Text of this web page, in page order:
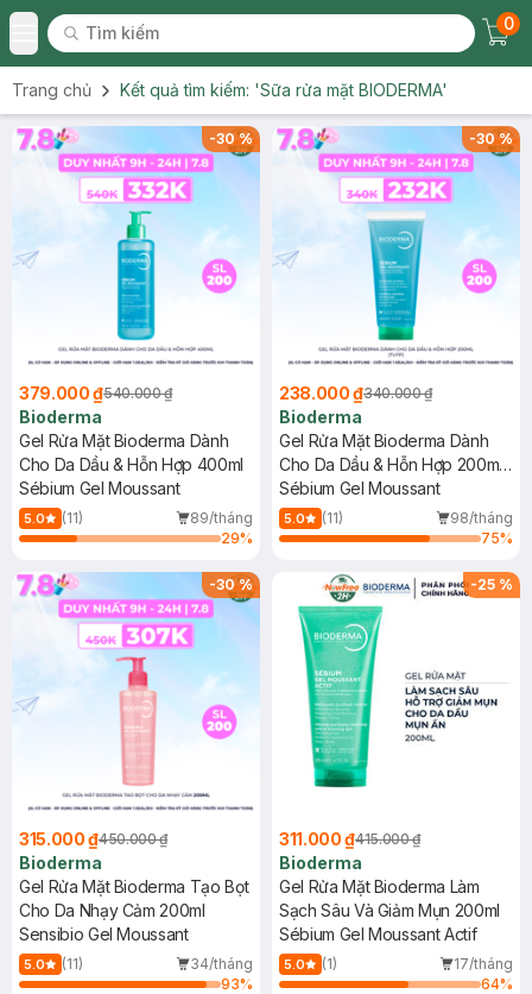
Toggle Menu
Tìm kiếm
Tìm kiếm
0
Trang chủ Kết quả tìm kiếm: 'Sữa rửa mặt BIODERMA'
-30%
379.000 ₫540.000 ₫
Bioderma
Gel Rửa Mặt Bioderma Dành
Cho Da Dầu & Hỗn Hợp 400ml
Sébium Gel Moussant
5.0 (11)
89/tháng
29%
-30%
238.000 ₫340.000 ₫
Bioderma
Gel Rửa Mặt Bioderma Dành
Cho Da Dầu & Hỗn Hợp 200ml
(Tuýp)
Sébium Gel Moussant
5.0 (11)
98/tháng
75%
-30%
315.000 ₫450.000 ₫
Bioderma
Gel Rửa Mặt Bioderma Tạo Bọt
Cho Da Nhạy Cảm 200ml
Sensibio Gel Moussant
5.0 (11)
34/tháng
93%
-25 %
311.000 ₫415.000 ₫
Bioderma
Gel Rửa Mặt Bioderma Làm
Sạch Sâu Và Giảm Mụn 200ml
Sébium Gel Moussant Actif
5.0 (1)
17/tháng
64%